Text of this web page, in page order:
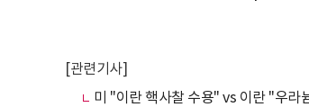
[관련기사]
미 "이란 핵사찰 수용" vs 이란 "우